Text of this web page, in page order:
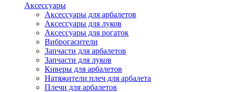
Аксессуары
Аксессуары для арбалетов
Аксессуары для луков
Аксессуары для рогаток
Виброгасители
Запчасти для арбалетов
Запчасти для луков
Киверы для арбалетов
Натяжители плеч для арбалета
Плечи для арбалетов